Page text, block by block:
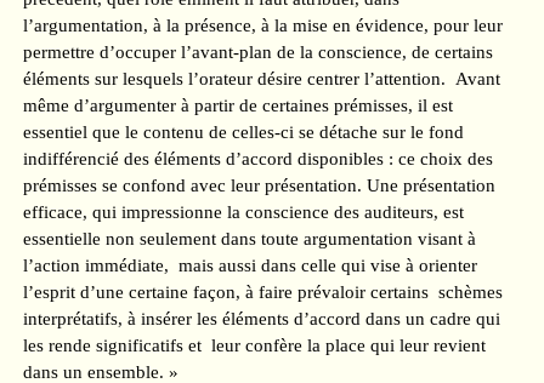
l’argumentation, à la présence, à la mise en évidence, pour leur
permettre d’occuper l’avant-plan de la conscience, de certains
éléments sur lesquels l’orateur désire centrer l’attention. Avant
même d’argumenter à partir de certaines prémisses, il est
essentiel que le contenu de celles-ci se détache sur le fond
indifférencié des éléments d’accord disponibles : ce choix des
prémisses se confond avec leur présentation. Une présentation
efficace, qui impressionne la conscience des auditeurs, est
essentielle non seulement dans toute argumentation visant à
l’action immédiate, mais aussi dans celle qui vise à orienter
l’esprit d’une certaine façon, à faire prévaloir certains schèmes
interprétatifs, à insérer les éléments d’accord dans un cadre qui
les rende significatifs et leur confère la place qui leur revient
dans un ensemble. »